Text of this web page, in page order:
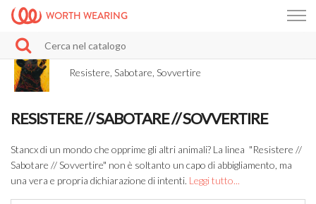
WORTH WEARING
Resistere, Sabotare, Sovvertire
RESISTERE // SABOTARE // SOVVERTIRE
Stancx di un mondo che opprime gli altri animali? La linea "Resistere //
Sabotare // Sovvertire" non è soltanto un capo di abbigliamento, ma
una vera e propria dichiarazione di intenti. Leggi tutto...